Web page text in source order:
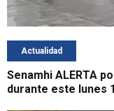
Actualidad
Senamhi ALERTA
durante este lunes